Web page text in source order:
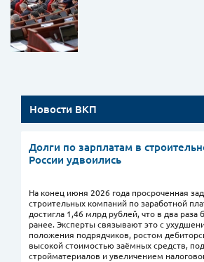
Новости ВКП
Долги по зарплатам в
России удвоились
На конец июня 2026 года просроченная
строительных компаний по заработной
достигла 1,46 млрд рублей, что в два
ранее. Эксперты связывают это с
положения подрядчиков, ростом
высокой стоимостью заёмных средств,
стройматериалов и увеличением